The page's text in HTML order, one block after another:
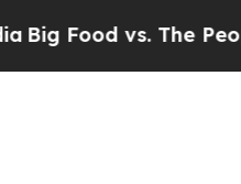
vs. The People. Big